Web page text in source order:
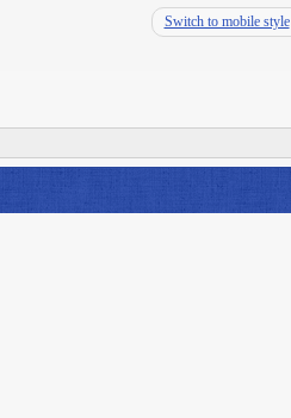
Switch to mobile style